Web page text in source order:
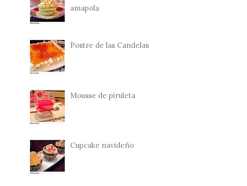
amapola
Postre de las Candelas
Mousse de piruleta
Cupcake navideño